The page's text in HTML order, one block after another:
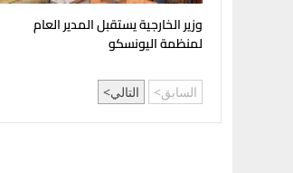
وزير الخارجية يستقبل المدير العام
لمنظمة اليونسكو
السابق التالي